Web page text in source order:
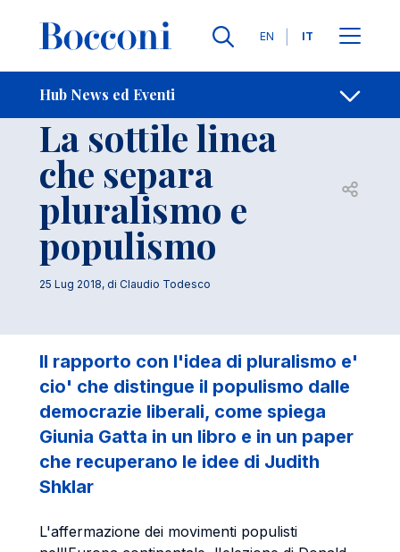
Lingue
EN IT
Hub News ed Eventi
Briciole di pane
Ricerca Scienze Politiche
La sottile linea
che separa
pluralismo e
populismo
Apri
25 Lug 2018, di Claudio Todesco
Il rapporto con l'idea di pluralismo e'
cio' che distingue il populismo dalle
democrazie liberali, come spiega
Giunia Gatta in un libro e in un paper
che recuperano le idee di Judith
Shklar
L'affermazione dei movimenti populisti